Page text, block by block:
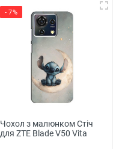
- 7%
Чохол з малюнком Стіч
для ZTE Blade V50 Vita